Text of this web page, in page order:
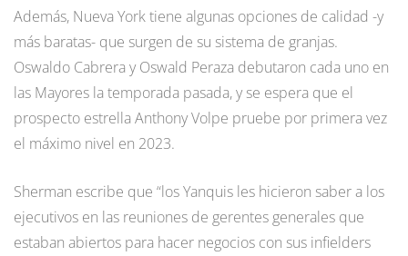
Además, Nueva York tiene algunas opciones de calidad -y
más baratas- que surgen de su sistema de granjas.
Oswaldo Cabrera y Oswald Peraza debutaron cada uno en
las Mayores la temporada pasada, y se espera que el
prospecto estrella Anthony Volpe pruebe por primera vez
el máximo nivel en 2023.
Sherman escribe que “los Yanquis les hicieron saber a los
ejecutivos en las reuniones de gerentes generales que
estaban abiertos para hacer negocios con sus infielders